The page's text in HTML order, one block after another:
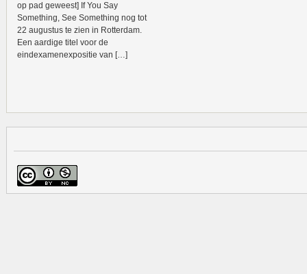
op pad geweest] If You Say
Something, See Something nog tot
22 augustus te zien in Rotterdam.
Een aardige titel voor de
eindexamenexpositie van […]